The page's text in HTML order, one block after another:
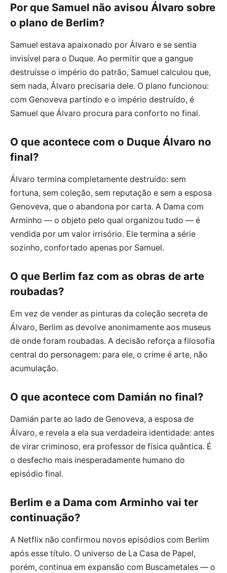
Por que Samuel não avisou Álvaro sobre
o plano de Berlim?
Samuel estava apaixonado por Álvaro e se sentia
invisível para o Duque. Ao permitir que a gangue
destruísse o império do patrão, Samuel calculou que,
sem nada, Álvaro precisaria dele. O plano funcionou:
com Genoveva partindo e o império destruído, é
Samuel que Álvaro procura para conforto no final.
O que acontece com o Duque Álvaro no
final?
Álvaro termina completamente destruído: sem
fortuna, sem coleção, sem reputação e sem a esposa
Genoveva, que o abandona por carta. A Dama com
Arminho — o objeto pelo qual organizou tudo — é
vendida por um valor irrisório. Ele termina a série
sozinho, confortado apenas por Samuel.
O que Berlim faz com as obras de arte
roubadas?
Em vez de vender as pinturas da coleção secreta de
Álvaro, Berlim as devolve anonimamente aos museus
de onde foram roubadas. A decisão reforça a filosofia
central do personagem: para ele, o crime é arte, não
acumulação.
O que acontece com Damián no final?
Damián parte ao lado de Genoveva, a esposa de
Álvaro, e revela a ela sua verdadeira identidade: antes
de virar criminoso, era professor de física quântica. É
o desfecho mais inesperadamente humano do
episódio final.
Berlim e a Dama com Arminho vai ter
continuação?
A Netflix não confirmou novos episódios com Berlim
após esse título. O universo de La Casa de Papel,
porém, continua em expansão com Buscametales — o